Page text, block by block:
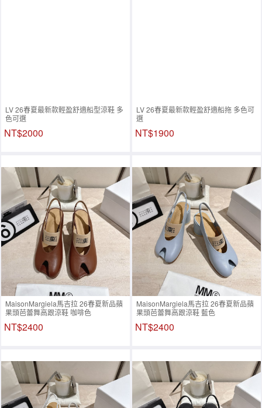
LV 26春夏最新款輕盈舒適船型涼鞋 多
色可選
NT$2000
LV 26春夏最新款輕盈舒適船拖 多色可
選
NT$1900
MaisonMargiela馬吉拉 26春夏新品蘋
果頭芭蕾舞高跟涼鞋 咖啡色
NT$2400
MaisonMargiela馬吉拉 26春夏新品蘋
果頭芭蕾舞高跟涼鞋 藍色
NT$2400